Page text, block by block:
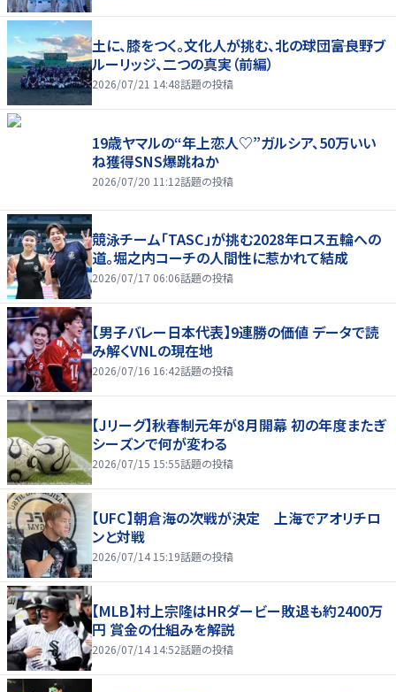
土に、膝をつく。文化人が挑む、北の球団――富良野ブ
ルーリッジ、二つの真実（前編）
2026/07/21 14:48話題の投稿
19歳ヤマルの“年上恋人♡”ガルシア、50万いい
ね獲得SNS爆跳ねか
2026/07/20 11:12話題の投稿
競泳チーム「TASC」が挑む2028年ロス五輪への
道。堀之内コーチの人間性に惹かれて結成
2026/07/17 06:06話題の投稿
【男子バレー日本代表】9連勝の価値 データで読
み解くVNLの現在地
2026/07/16 16:42話題の投稿
【Jリーグ】秋春制元年が8月開幕 初の年度またぎ
シーズンで何が変わる
2026/07/15 15:55話題の投稿
【UFC】朝倉海の次戦が決定 上海でアオリチロ
ンと対戦
2026/07/14 15:19話題の投稿
【MLB】村上宗隆はHRダービー敗退も約2400万
円 賞金の仕組みを解説
2026/07/14 14:52話題の投稿